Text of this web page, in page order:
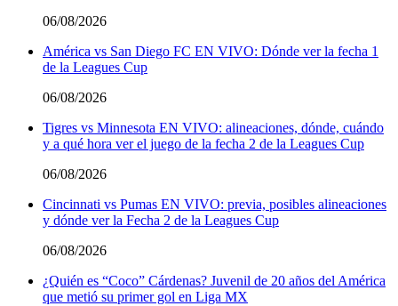
06/08/2026
América vs San Diego FC EN VIVO: Dónde ver la fecha 1
de la Leagues Cup
06/08/2026
Tigres vs Minnesota EN VIVO: alineaciones, dónde, cuándo
y a qué hora ver el juego de la fecha 2 de la Leagues Cup
06/08/2026
Cincinnati vs Pumas EN VIVO: previa, posibles alineaciones
y dónde ver la Fecha 2 de la Leagues Cup
06/08/2026
¿Quién es “Coco” Cárdenas? Juvenil de 20 años del América
que metió su primer gol en Liga MX